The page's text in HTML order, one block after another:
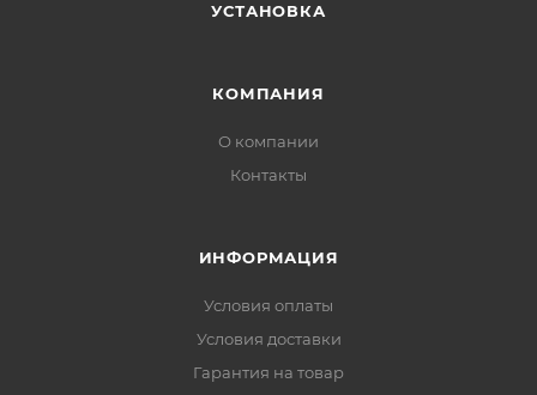
УСТАНОВКА
КОМПАНИЯ
О компании
Контакты
ИНФОРМАЦИЯ
Условия оплаты
Условия доставки
Гарантия на товар